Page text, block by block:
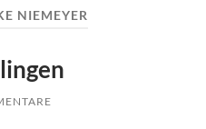
NIEMEYER